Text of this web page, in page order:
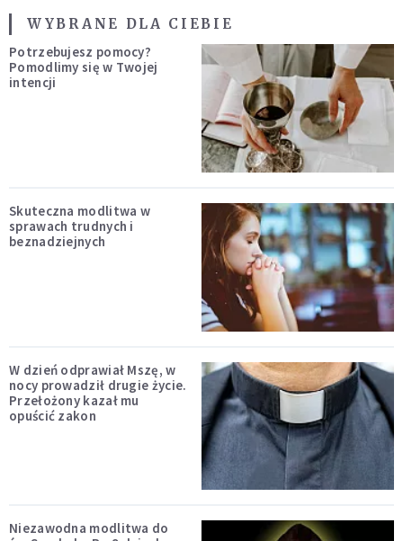
WYBRANE DLA CIEBIE
Potrzebujesz pomocy?
Pomodlimy się w Twojej
intencji
Skuteczna modlitwa w
sprawach trudnych i
beznadziejnych
W dzień odprawiał Mszę, w
nocy prowadził drugie życie.
Przełożony kazał mu
opuścić zakon
Niezawodna modlitwa do